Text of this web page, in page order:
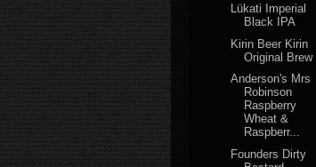
Lükati Imperial
Black IPA
Kirin Beer Kirin
Original Brew
Anderson's Mrs
Robinson
Raspberry
Wheat &
Raspberr...
Founders Dirty